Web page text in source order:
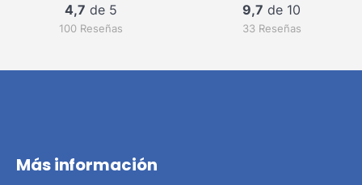
4,7 de 5
100 Reseñas
9,7 de 10
33 Reseñas
Más información